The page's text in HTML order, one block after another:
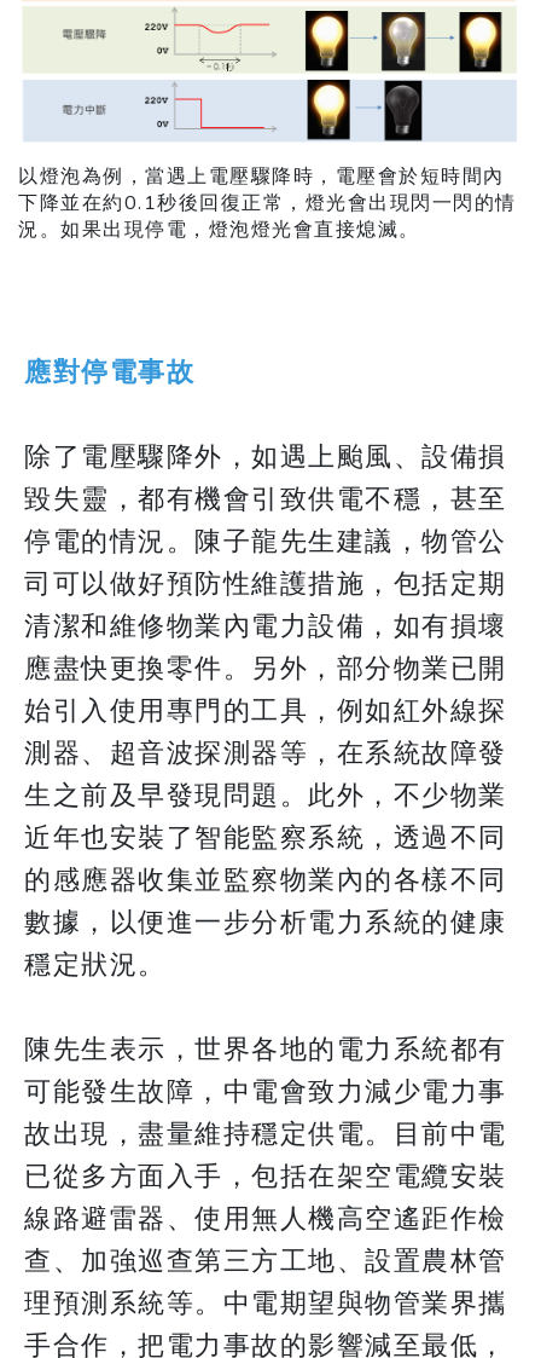
以燈泡為例，當遇上電壓驟降時，電壓會於短時間內
下降並在約0.1秒後回復正常，燈光會出現閃一閃的情
況。如果出現停電，燈泡燈光會直接熄滅。
應對停電事故
除了電壓驟降外，如遇上颱風、設備損
毀失靈，都有機會引致供電不穩，甚至
停電的情況。陳子龍先生建議，物管公
司可以做好預防性維護措施，包括定期
清潔和維修物業內電力設備，如有損壞
應盡快更換零件。另外，部分物業已開
始引入使用專門的工具，例如紅外線探
測器、超音波探測器等，在系統故障發
生之前及早發現問題。此外，不少物業
近年也安裝了智能監察系統，透過不同
的感應器收集並監察物業內的各樣不同
數據，以便進一步分析電力系統的健康
穩定狀況。
陳先生表示，世界各地的電力系統都有
可能發生故障，中電會致力減少電力事
故出現，盡量維持穩定供電。目前中電
已從多方面入手，包括在架空電纜安裝
線路避雷器、使用無人機高空遙距作檢
查、加強巡查第三方工地、設置農林管
理預測系統等。中電期望與物管業界攜
手合作，把電力事故的影響減至最低，